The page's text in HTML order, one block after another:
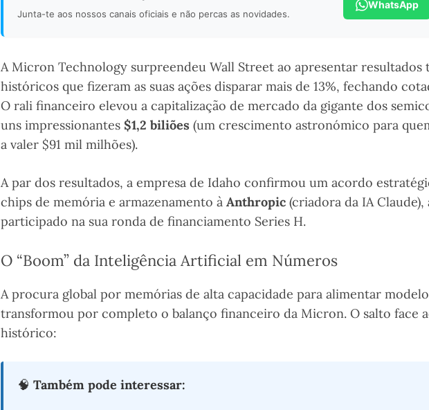
Junta-te aos nossos canais oficiais e não percas as novidades.
WhatsApp
A Micron Technology surpreendeu Wall Street ao apresentar resultados
históricos que fizeram as suas ações disparar mais de 13%, fechando
O rali financeiro elevou a capitalização de mercado da gigante dos
uns impressionantes $1,2 biliões (um crescimento astronómico para
a valer $91 mil milhões).
A par dos resultados, a empresa de Idaho confirmou um acordo
chips de memória e armazenamento à Anthropic (criadora da IA
participado na sua ronda de financiamento Series H.
O “Boom” da Inteligência Artificial em Números
A procura global por memórias de alta capacidade para alimentar
transformou por completo o balanço financeiro da Micron. O salto face
histórico:
🧠 Também pode interessar: